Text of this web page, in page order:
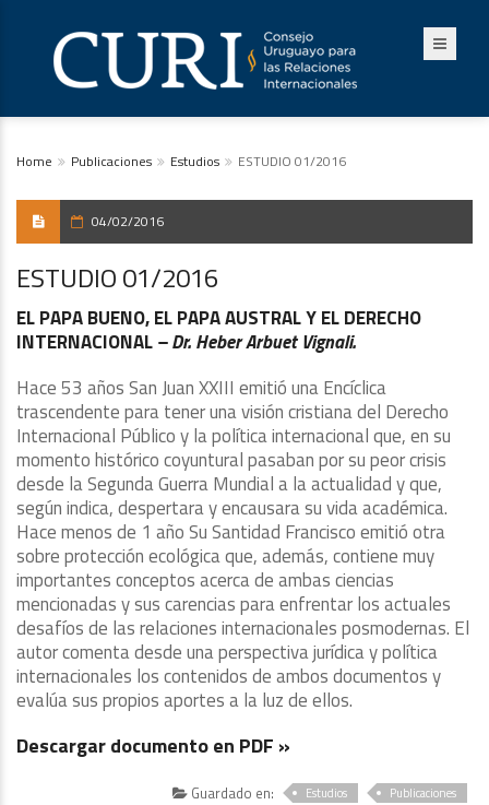
Home Publicaciones Estudios ESTUDIO 01/2016
04/02/2016
ESTUDIO 01/2016
EL PAPA BUENO, EL PAPA AUSTRAL Y EL DERECHO
INTERNACIONAL– Dr. Heber Arbuet Vignali.
Hace 53 años San Juan XXIII emitió una Encíclica
trascendente para tener una visión cristiana del Derecho
Internacional Público y la política internacional que, en su
momento histórico coyuntural pasaban por su peor crisis
desde la Segunda Guerra Mundial a la actualidad y que,
según indica, despertara y encausara su vida académica.
Hace menos de 1 año Su Santidad Francisco emitió otra
sobre protección ecológica que, además, contiene muy
importantes conceptos acerca de ambas ciencias
mencionadas y sus carencias para enfrentar los actuales
desafíos de las relaciones internacionales posmodernas. El
autor comenta desde una perspectiva jurídica y política
internacionales los contenidos de ambos documentos y
evalúa sus propios aportes a la luz de ellos.
Descargar documento en PDF »
Guardado en: Estudios Publicaciones